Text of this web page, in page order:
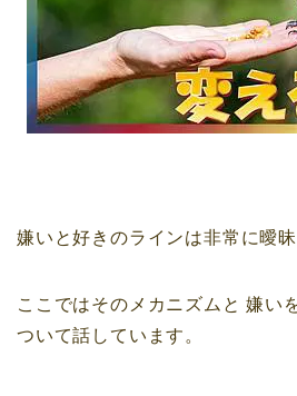
嫌いと好きのラインは非常に曖昧
ここではそのメカニズムと 嫌い
ついて話しています。